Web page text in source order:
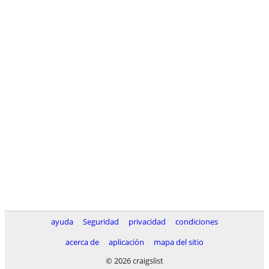
ayuda Seguridad privacidad
condiciones
acerca de
aplicación
mapa del sitio
© 2026 craigslist